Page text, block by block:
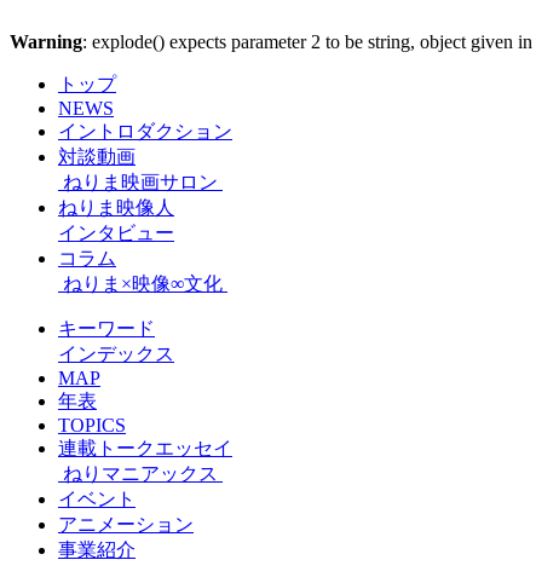
Warning: explode() expects parameter 2 to be string, object given in
トップ
NEWS
イントロダクション
対談動画
ねりま映画サロン
ねりま映像人
インタビュー
コラム
ねりま×映像∞文化
キーワード
インデックス
MAP
年表
TOPICS
連載トークエッセイ
ねりマニアックス
イベント
アニメーション
事業紹介